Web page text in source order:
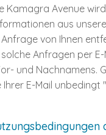
Kamagra Avenue
aus
von Ihnen
Anfragen per
und Nachnamens.
E-Mail unbedingt